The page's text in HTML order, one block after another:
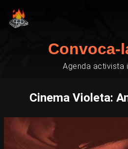
Convoca-
Agenda activista
Cinema Violeta: